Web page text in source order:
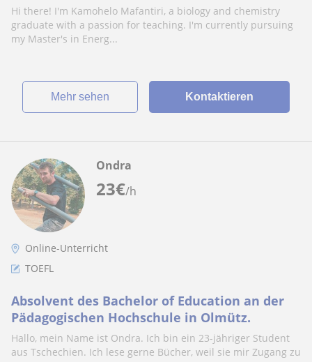
Hi there! I'm Kamohelo Mafantiri, a biology and chemistry
graduate with a passion for teaching. I'm currently pursuing
my Master's in Energ...
Mehr sehen Kontaktieren
23€/h
Ondra
Online-Unterricht
TOEFL
Absolvent des Bachelor of Education an der
Pädagogischen Hochschule in Olmütz.
Hallo, mein Name ist Ondra. Ich bin ein 23-jähriger Student
aus Tschechien. Ich lese gerne Bücher, weil sie mir Zugang zu